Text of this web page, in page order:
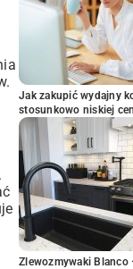
Jak zakupić wydajny
stosunkowo niskiej
Zlewozmywaki